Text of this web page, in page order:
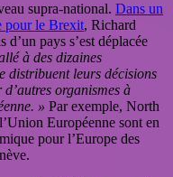
supra-national. Dans un
pour le Brexit, Richard
pays s’est déplacée
à des dizaines
distribuent leurs décisions
organismes à
» Par exemple, North
Européenne sont en
pour l’Europe des